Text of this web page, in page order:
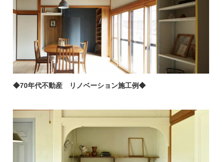
◆70年代不動産 リノベーション施工例◆